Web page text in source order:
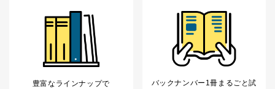
豊富なラインナップで
バックナンバー1冊まるごと試